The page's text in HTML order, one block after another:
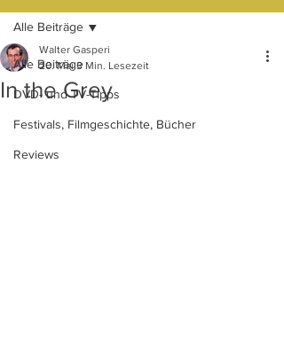
Alle Beiträge
DVD- und TV-Tipps
Festivals, Filmgeschichte, Bücher
Reviews
Alle Beiträge
In the Grey
Walter Gasperi
20. Mai 3 Min. Lesezeit